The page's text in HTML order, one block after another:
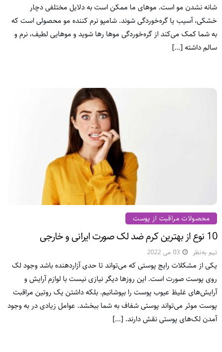
شانه نشدن مو است. موهای ما ممکن است به دلایل مختلفی دچار
خشکی، آسیب یا گره‌خوردگی شوند. شامپو نرم کننده مو محصولی است که
به شما کمک می‌کند از گره‌خوردگی موها رها شوید و موهایی لطیف، نرم و
سالم داشته […]
محصولات مراقبت از پوست
10 نوع از بهترین کرم ضد لک صورت ایرانی و خارجی
تیم به‌نظر 03 می 2022
یکی از مشکلات رایج پوستی که می‌تواند تا حدی آزاردهنده باشد وجود لک
روی پوست صورت است. این روزها دیگر نیازی نیست با لوازم آرایش و
آرایش‌های غلیظ عیوب پوست را بپوشانیم. بلکه داشتن یک روتین مراقبت
پوست موثر می‌تواند پوستی شفاف به شما ببخشد. عوامل زیادی در به وجود
آمدن لک‌های پوستی نقش دارند. […]